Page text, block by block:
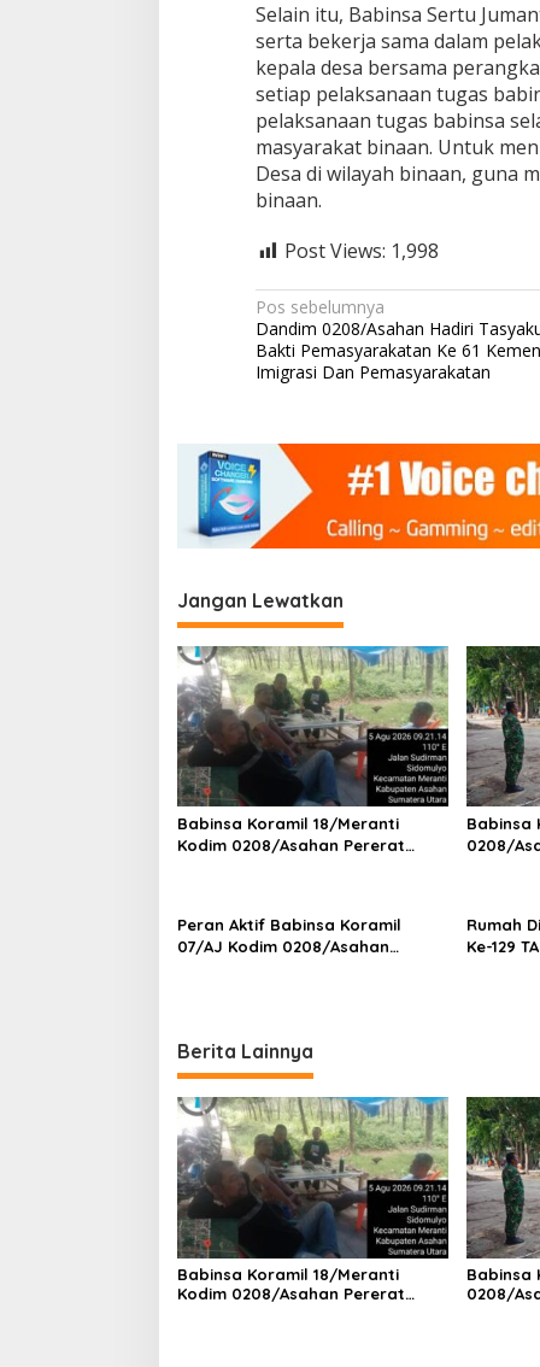
K
o
d
m
0
2
0
8
/
s
h
a
n
Selain itu, Babinsa Sertu
serta bekerja sama dalam
kepala desa bersama
setiap pelaksanaan tugas
pelaksanaan tugas babinsa
masyarakat binaan. Untuk
Desa di wilayah binaan, guna
binaan.
Post Views: 1,998
N
a
v
g
a
s
i
p
o
s
Pos sebelumnya
Dandim 0208/Asahan Hadiri
Bakti Pemasyarakatan Ke 61
Imigrasi Dan Pemasyarakatan
Jangan Lewatkan
Babinsa Koramil 18/Meranti
Kodim 0208/Asahan Pererat
Babinsa
0208/
Peran Aktif Babinsa Koramil
07/AJ Kodim 0208/Asahan
Rumah
Ke-129
Berita Lainnya
Babinsa Koramil 18/Meranti
Kodim 0208/Asahan Pererat
Babinsa
0208/